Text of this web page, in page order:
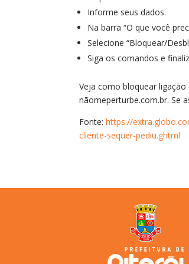
Informe seus dados.
Na barra “O que você
Selecione “Bloquear/
Siga os comandos e
Veja como bloquear
nãomeperturbe.com.br. Se
Fonte:https://
cliente-sequer-pediu.ghtml